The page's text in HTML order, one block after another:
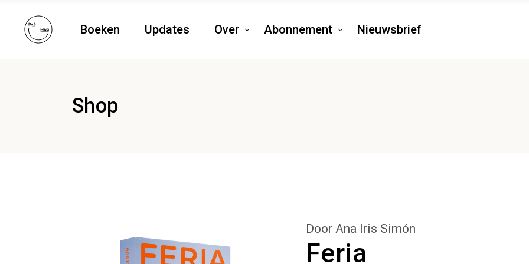
Boeken Updates Over Abonnement Nieuwsbrief
Shop
Door Ana Iris Simón
Feria